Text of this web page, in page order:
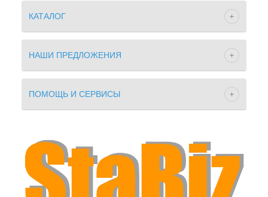
КАТАЛОГ
НАШИ ПРЕДЛОЖЕНИЯ
ПОМОЩЬ И СЕРВИСЫ